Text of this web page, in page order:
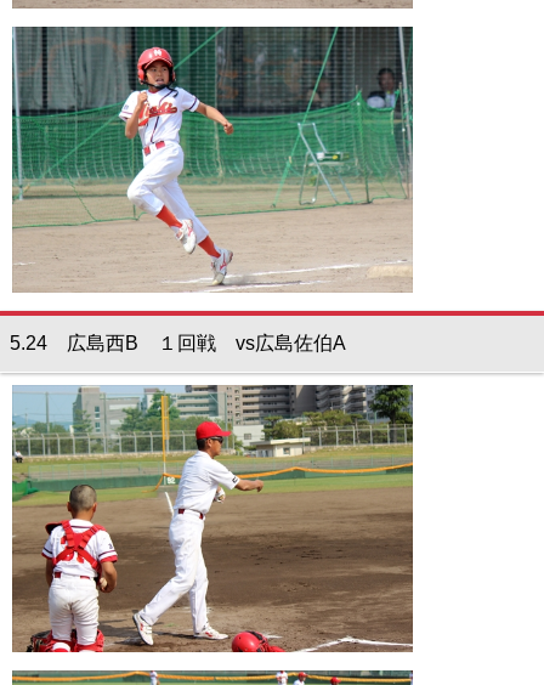
5.24 広島西B １回戦 vs広島佐伯A